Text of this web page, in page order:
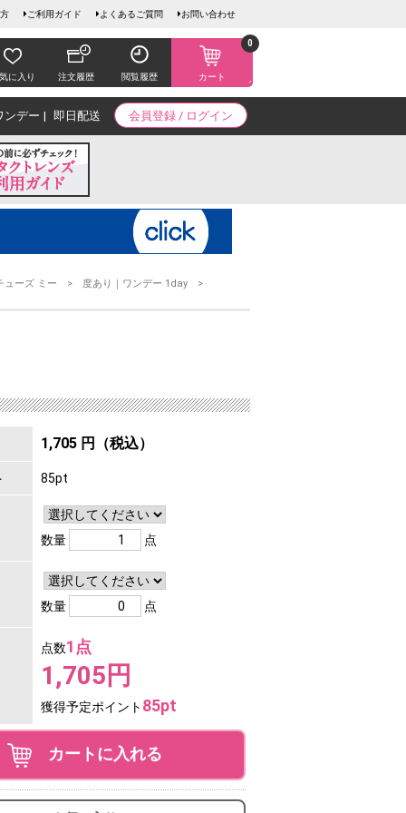
ご利用ガイド よくあるご質問 お問い合わせ
に入り 注文履歴 閲覧履歴 カート
0
会員登録 / ログイン
ンデー 即日配送
ューズ ミー
度あり｜ワンデー 1day
1,705 円（税込）
85pt
数量 点
数量
点
点数1点
1,705円
獲得予定ポイント 85pt
カートに入れる